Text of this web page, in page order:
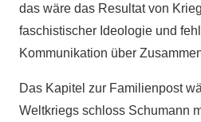
das wäre das Resultat von
faschistischer Ideologie und
Kommunikation über
Das Kapitel zur Familienpost
Weltkriegs schloss Schumann